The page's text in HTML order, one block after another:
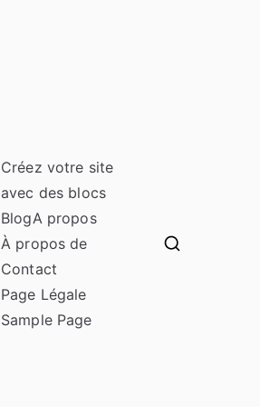
Créez votre site
avec des blocs
BlogA propos
À propos de
Contact
Page Légale
Sample Page